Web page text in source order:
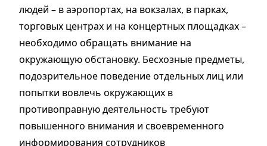
людей – в аэропортах, на вокзалах, в парках,
торговых центрах и на концертных площадках –
необходимо обращать внимание на
окружающую обстановку. Бесхозные предметы,
подозрительное поведение отдельных лиц или
попытки вовлечь окружающих в
противоправную деятельность требуют
повышенного внимания и своевременного
информирования сотрудников